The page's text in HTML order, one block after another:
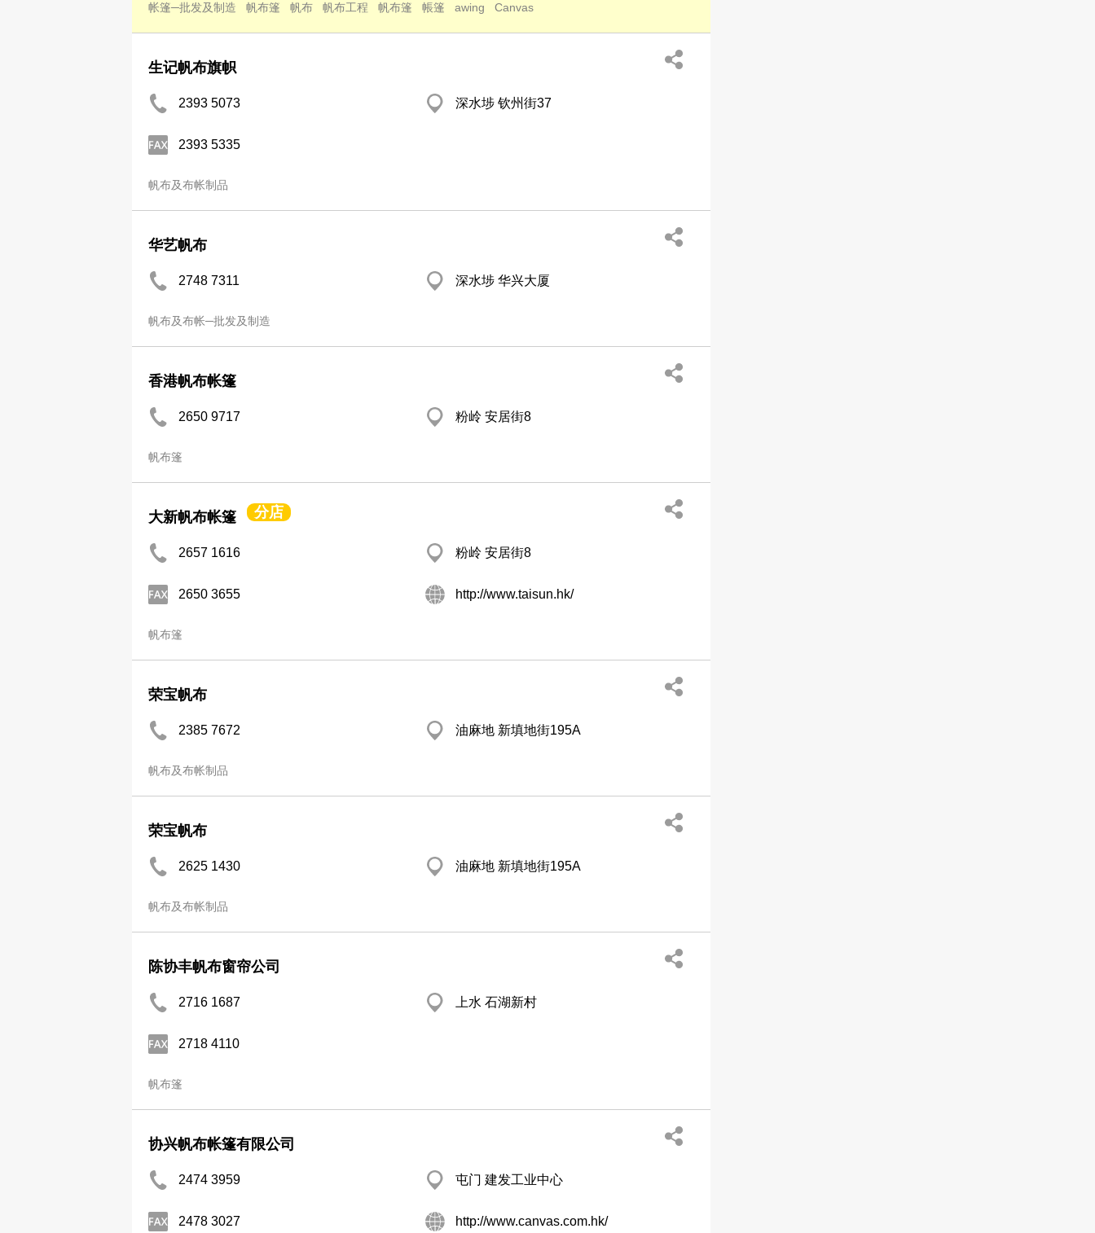
帐篷─批发及制造 帆布篷 帆布 帆布工程 帆布篷 帳篷 awing Canvas
生记帆布旗帜
2393 5073 深水埗 钦州街37
2393 5335
帆布及布帐制品
华艺帆布
2748 7311 深水埗 华兴大厦
帆布及布帐─批发及制造
香港帆布帐篷
2650 9717 粉岭 安居街8
帆布篷
大新帆布帐篷 分店
2657 1616 粉岭 安居街8
2650 3655 http://www.taisun.hk/
帆布篷
荣宝帆布
2385 7672 油麻地 新填地街195A
帆布及布帐制品
荣宝帆布
2625 1430 油麻地 新填地街195A
帆布及布帐制品
陈协丰帆布窗帘公司
2716 1687 上水 石湖新村
2718 4110
帆布篷
协兴帆布帐篷有限公司
2474 3959 屯门 建发工业中心
2478 3027 http://www.canvas.com.hk/